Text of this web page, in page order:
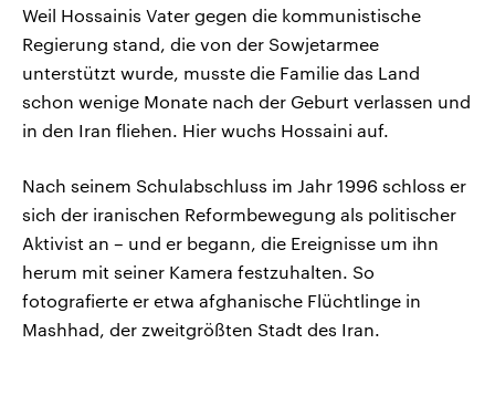
Weil Hossainis Vater gegen die kommunistische
Regierung stand, die von der Sowjetarmee
unterstützt wurde, musste die Familie das Land
schon wenige Monate nach der Geburt verlassen und
in den Iran fliehen. Hier wuchs Hossaini auf.
Nach seinem Schulabschluss im Jahr 1996 schloss er
sich der iranischen Reformbewegung als politischer
Aktivist an – und er begann, die Ereignisse um ihn
herum mit seiner Kamera festzuhalten. So
fotografierte er etwa afghanische Flüchtlinge in
Mashhad, der zweitgrößten Stadt des Iran.